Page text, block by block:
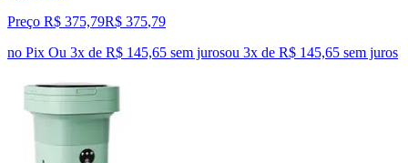
Preço R$ 375,79R$ 375,79
no Pix Ou 3x de R$ 145,65 sem jurosou 3x de R$ 145,65 sem juros